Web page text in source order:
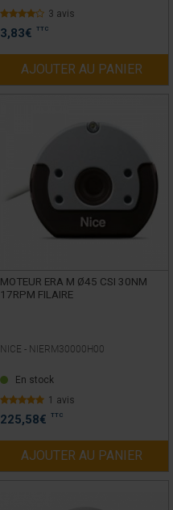
3 avis
3,83€ TTC
AJOUTER AU PANIER
MOTEUR ERA M Ø45 CSI 30NM
17RPM FILAIRE
NICE - NIERM30000H00
En stock
1 avis
225,58€ TTC
AJOUTER AU PANIER